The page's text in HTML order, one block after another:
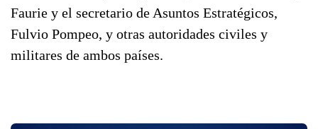
Faurie y el secretario de Asuntos Estratégicos,
Fulvio Pompeo, y otras autoridades civiles y
militares de ambos países.